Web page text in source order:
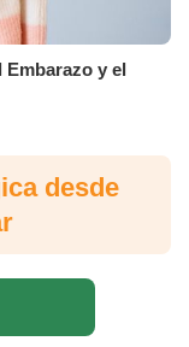
Embarazo y el
desde